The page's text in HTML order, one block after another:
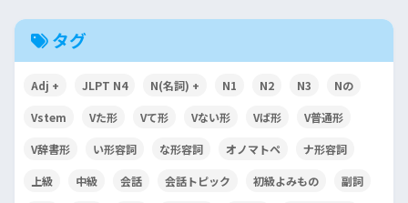
タグ
Adj + JLPT N4 N(名詞) + N1 N2 N3 Nの
Vstem Vた形 Vて形 Vない形 Vば形 V普通形
V辞書形 い形容詞 な形容詞 オノマトペ ナ形容詞
上級 中級 会話 会話トピック 初級よみもの 副詞